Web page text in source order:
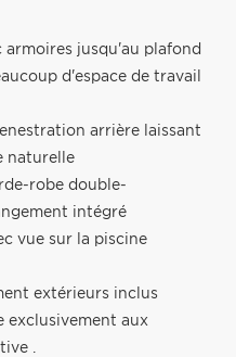
armoires jusqu'au plafond
d'espace de travail
arrière laissant
naturelle
robe double-
intégré
vue sur la piscine
extérieurs inclus
exclusivement aux
.